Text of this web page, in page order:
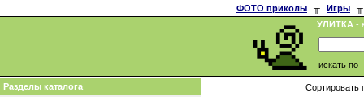
ФОТО приколы ╥ Игры
╥
УЛИТКА -
искать по
Разделы каталога
Сортировать